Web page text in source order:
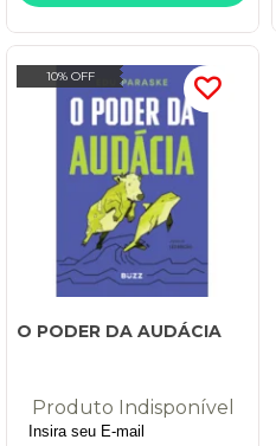
10% OFF
O PODER DA AUDÁCIA
Produto Indisponível